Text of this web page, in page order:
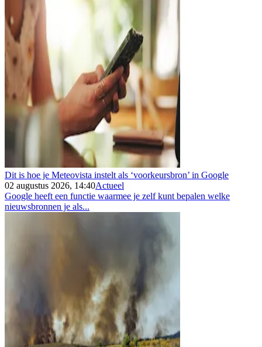
Dit is hoe je Meteovista instelt als ‘voorkeursbron’ in Google
02 augustus 2026, 14:40Actueel
Google heeft een functie waarmee je zelf kunt bepalen welke
nieuwsbronnen je als...